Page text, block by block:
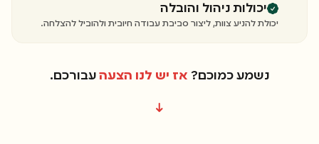
יכולות ניהול והובלה
יכולת להניע צוות, ליצור סביבת עבודה חיובית ולהוביל להצלחה.
נשמע כמוכם? אז יש לנו הצעה עבורכם.